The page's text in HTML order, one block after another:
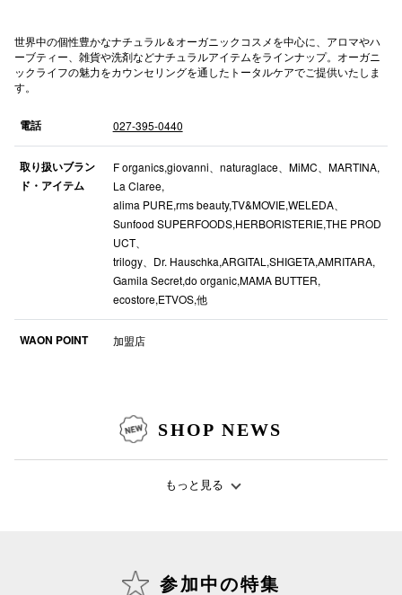
世界中の個性豊かなナチュラル＆オーガニックコスメを中心に、アロマやハ
ーブティー、雑貨や洗剤などナチュラルアイテムをラインナップ。オーガニ
ックライフの魅力をカウンセリングを通したトータルケアでご提供いたしま
す。
電話 027-395-0440
取り扱いブラン
ド・アイテム
F organics,giovanni、naturaglace、MiMC、MARTINA,
La Claree,
alima PURE,rms beauty,TV&MOVIE,WELEDA、
Sunfood SUPERFOODS,HERBORISTERIE,THE PROD
UCT、
trilogy、Dr. Hauschka,ARGITAL,SHIGETA,AMRITARA,
Gamila Secret,do organic,MAMA BUTTER,
ecostore,ETVOS,他
WAON POINT 加盟店
SHOP NEWS
もっと見る
参加中の特集
三宮オ
横浜ビ